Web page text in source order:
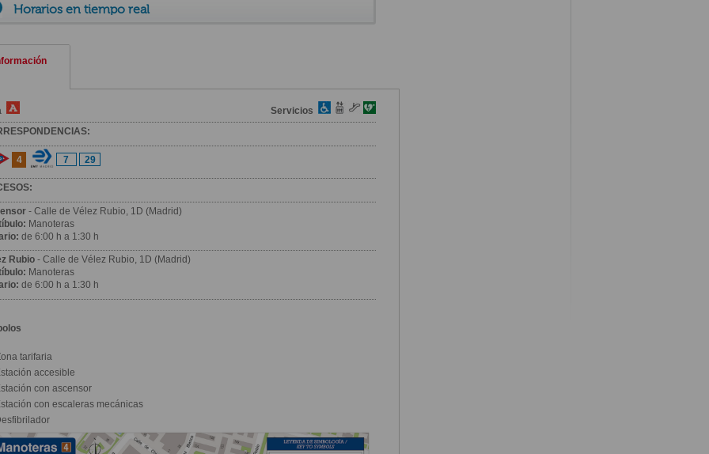
Horarios en tiempo real
Servicios
4 7 29
- Calle de Vélez Rubio, 1D (Madrid)
Manoteras
de 6:00 h a 1:30 h
Rubio - Calle de Vélez Rubio, 1D (Madrid)
Manoteras
de 6:00 h a 1:30 h
tarifaria
accesible
con ascensor
con escaleras mecánicas